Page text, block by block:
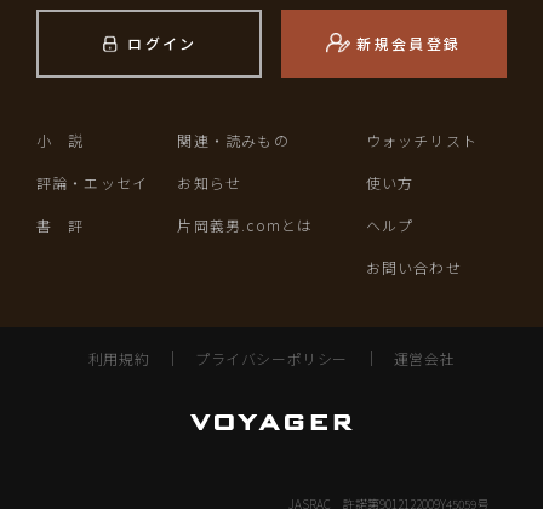
ログイン 新規会員登録
小 説
評論・エッセイ
書 評
関連・読みもの
お知らせ
片岡義男.comとは
ウォッチリスト
使い方
ヘルプ
お問い合わせ
利用規約 ｜ プライバシーポリシー ｜ 運営会社
JASRAC 許諾第9012122009Y45059号